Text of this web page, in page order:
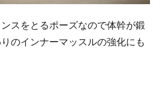
スをとるポーズなので体幹が鍛
のインナーマッスルの強化にも